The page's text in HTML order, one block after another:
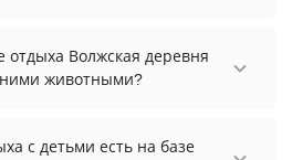
перед бронированием у
услуга оплачивается
отдыха Волжская деревня
животными?
с детьми есть на базе